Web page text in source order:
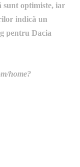
sunt optimiste, iar
indică un
pentru Dacia
home?